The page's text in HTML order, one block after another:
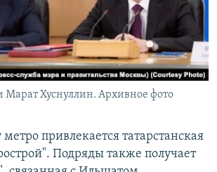
Марат Хуснуллин. Архивное фото
метро привлекается татарстанская
Подряды также получает